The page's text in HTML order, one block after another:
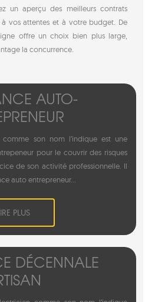
un aperçu des meilleurs contrats
vos attentes et à votre budget. De
offre un choix bien plus large,
la concurrence.
AUTO-
comme son nom l’indique est une
pour le couvrir des risques
de son activité professionnelle. Il
auto entrepreneur...
PLUS
DÉCENNALE